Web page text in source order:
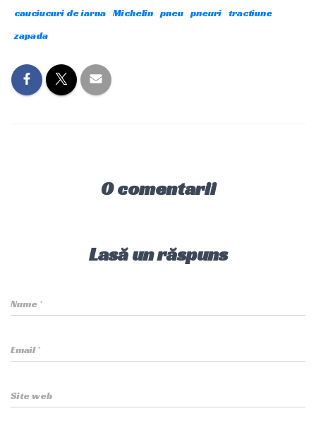
cauciucuri de iarna Michelin pneu pneuri tractiune
zapada
0 comentarii
Lasă un răspuns
Nume *
Email*
Site web